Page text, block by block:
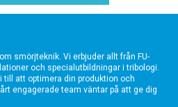
smörjteknik. Vi erbjuder allt från FU-
och specialutbildningar i tribologi.
till att optimera din produktion och
engagerade team väntar på att ge dig